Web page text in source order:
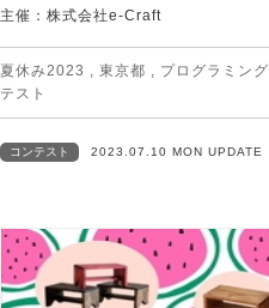
主催：株式会社e-Craft
夏休み2023 , 東京都 , プログラミング
テスト
コンテスト 2023.07.10 MON UPDATE